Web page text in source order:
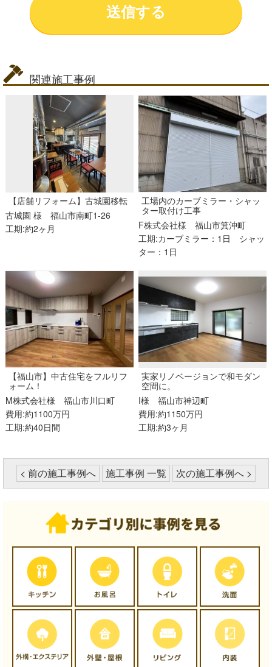
関連施工事例
【店舗リフォーム】古城園移転
古城園 様福山市南町1-26
工期:約2ヶ月
工場内のカーブミラー・シャッ
ター取付け工事
F株式会社様福山市箕沖町
工期:カーブミラー：1日 シャッ
ター：1日
【福山市】中古住宅をフルリフ
ォーム！
M株式会社様福山市川口町
費用:約1100万円
工期:約40日間
実家リノベージョンで和モダン
空間に。
I様福山市神辺町
費用:約1150万円
工期:約3ヶ月
< 前の施工事例へ 施工事例 一覧 次の施工事例へ >